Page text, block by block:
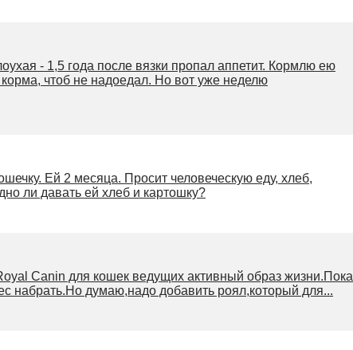
- 1,5 года после вязки пропал аппетит. Кормлю ею
чтоб не надоедал. Но вот уже неделю
Ей 2 месяца. Просит человеческую еду, хлеб,
ли давать ей хлеб и картошку?
Canin для кошек ведущих активный образ жизни.Пока
набрать.Но думаю,надо добавить роял,который для...